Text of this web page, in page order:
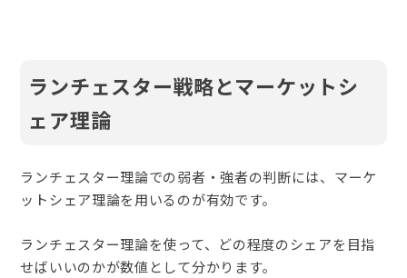
ランチェスター戦略とマーケットシ
ェア理論
ランチェスター理論での弱者・強者の判断には、マーケ
ットシェア理論を用いるのが有効です。
ランチェスター理論を使って、どの程度のシェアを目指
せばいいのかが数値として分かります。